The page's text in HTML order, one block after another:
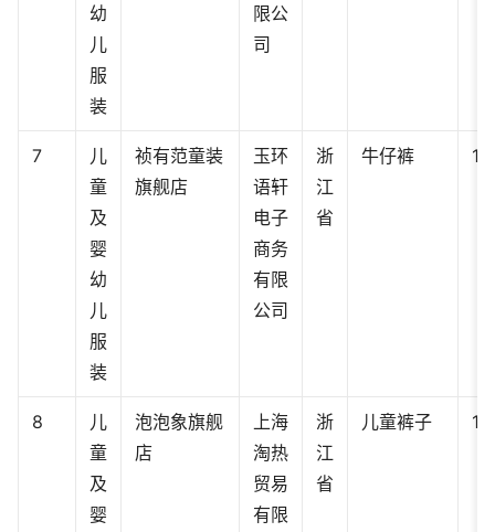
幼
儿
服
装
限公
司
7
儿
童
及
婴
幼
儿
服
装
祯有范童装
旗舰店
玉环
语轩
电子
商务
有限
公司
浙
江
省
牛仔裤
8
儿
童
及
婴
泡泡象旗舰
店
上海
淘热
贸易
有限
浙
江
省
儿童裤子